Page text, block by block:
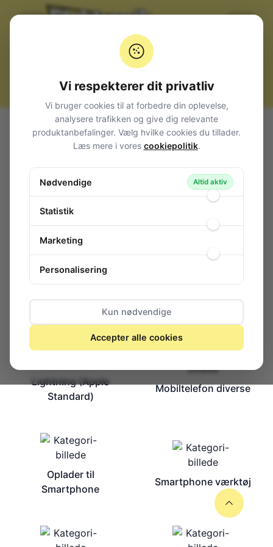
Produkter Smartphone- og tablet-tilbehør
Cover / tasker
mobiltelefon
Lightning (Apple
Standard)
Mobiltelefon diverse
Oplader til
Smartphone
Smartphone værktøj
Vi respekterer dit privatliv
Vi bruger cookies til at forbedre din oplevelse,
analysere trafikken og give dig relevante
produktanbefalinger. Vælg hvilke cookies du tillader.
Læs mere i vores cookiepolitik.
Nødvendige Altid aktiv
Statistik
Marketing
Personalisering
Kun nødvendige
Accepter alle cookies